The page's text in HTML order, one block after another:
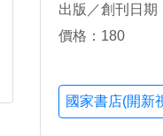
出版／創刊日期
價格：180
國家書店(開新